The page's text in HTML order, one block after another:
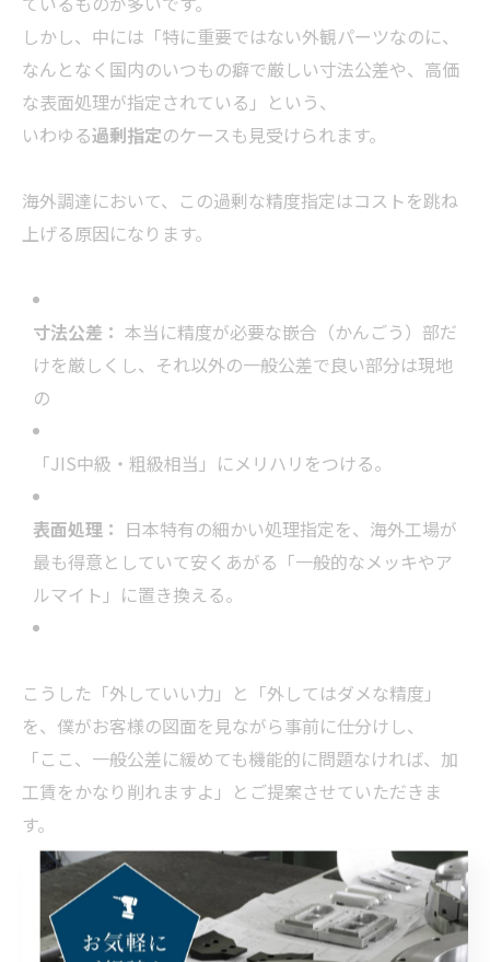
しかし、中には「特に重要ではない外観パーツなのに、
なんとなく国内のいつもの癖で厳しい寸法公差や、高価
な表面処理が指定されている」という、
いわゆる過剰指定のケースも見受けられます。
海外調達において、この過剰な精度指定はコストを跳ね
上げる原因になります。
寸法公差： 本当に精度が必要な嵌合（かんごう）部だ
けを厳しくし、それ以外の一般公差で良い部分は現地
の
「JIS中級・粗級相当」にメリハリをつける。
表面処理： 日本特有の細かい処理指定を、海外工場が
最も得意としていて安くあがる「一般的なメッキやア
ルマイト」に置き換える。
こうした「外していい力」と「外してはダメな精度」
を、僕がお客様の図面を見ながら事前に仕分けし、
「ここ、一般公差に緩めても機能的に問題なければ、加
工賃をかなり削れますよ」とご提案させていただきま
す。
📊 図面を「海外加工の最適形」に翻訳するの
が、SOUKEIの付加価値